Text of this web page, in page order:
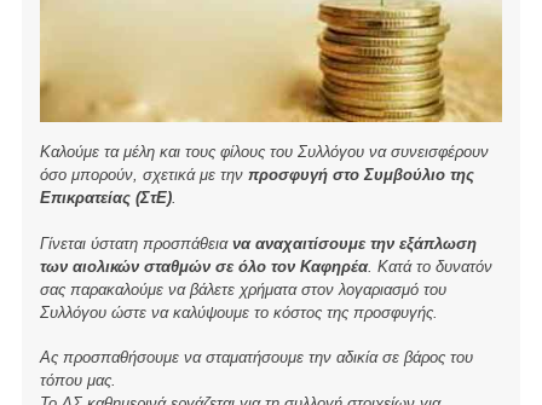
Καλούμε τα μέλη και τους φίλους του Συλλόγου να συνεισφέρουν
όσο μπορούν, σχετικά με την προσφυγή στο Συμβούλιο της
Επικρατείας (ΣτΕ).
Γίνεται ύστατη προσπάθεια να αναχαιτίσουμε την εξάπλωση
των αιολικών σταθμών σε όλο τον Καφηρέα. Κατά το δυνατόν
σας παρακαλούμε να βάλετε χρήματα στον λογαριασμό του
Συλλόγου ώστε να καλύψουμε το κόστος της προσφυγής.
Ας προσπαθήσουμε να σταματήσουμε την αδικία σε βάρος του
τόπου μας.